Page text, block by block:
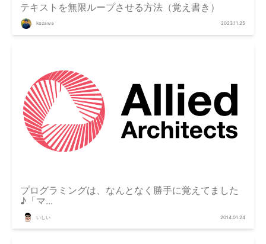
テキストを無限ループさせる方法（覚え書き）
kozawa 2023.11.25
プログラミングは、なんとなく勝手に覚えてました
♪「マ...
いしい 2014.01.24